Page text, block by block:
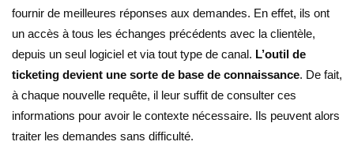
fournir de meilleures réponses aux demandes. En effet, ils ont
un accès à tous les échanges précédents avec la clientèle,
depuis un seul logiciel et via tout type de canal. L’outil de
ticketing devient une sorte de base de connaissance. De fait,
à chaque nouvelle requête, il leur suffit de consulter ces
informations pour avoir le contexte nécessaire. Ils peuvent alors
traiter les demandes sans difficulté.